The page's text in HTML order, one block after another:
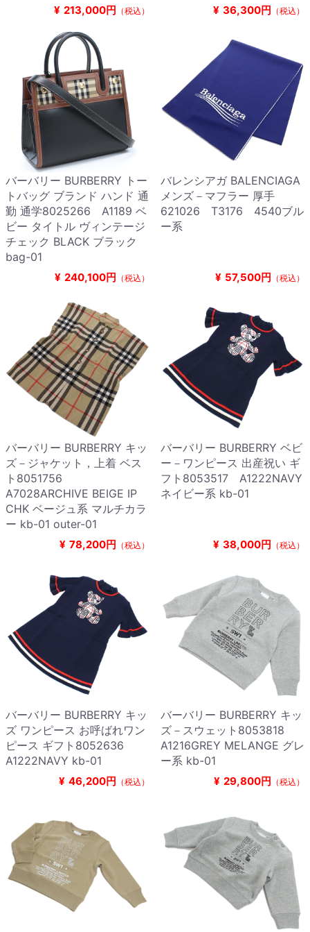
¥ 213,000円 （税込） ¥ 36,300円 （税込）
バーバリー BURBERRY トー
トバッグ ブランド ハンド 通
勤 通学8025266 A1189 ベ
ビー タイトル ヴィンテージ
チェック BLACK ブラック
bag-01
¥ 240,100円 （税込）
バレンシアガ BALENCIAGA
メンズ－マフラー 厚手
621026 T3176 4540ブル
ー系
¥ 57,500円 （税込）
バーバリー BURBERRY キッ
ズ－ジャケット，上着 ベス
ト8051756
A7028ARCHIVE BEIGE IP
CHK ベージュ系 マルチカラ
ー kb-01 outer-01
¥ 78,200円 （税込）
バーバリー BURBERRY ベビ
ー－ワンピース 出産祝い ギ
フト8053517 A1222NAVY
ネイビー系 kb-01
¥ 38,000円 （税込）
バーバリー BURBERRY キッ
ズ ワンピース お呼ばれワン
ピース ギフト8052636
A1222NAVY kb-01
¥ 46,200円 （税込）
バーバリー BURBERRY キッ
ズ－スウェット8053818
A1216GREY MELANGE グレ
ー系 kb-01
¥ 29,800円 （税込）